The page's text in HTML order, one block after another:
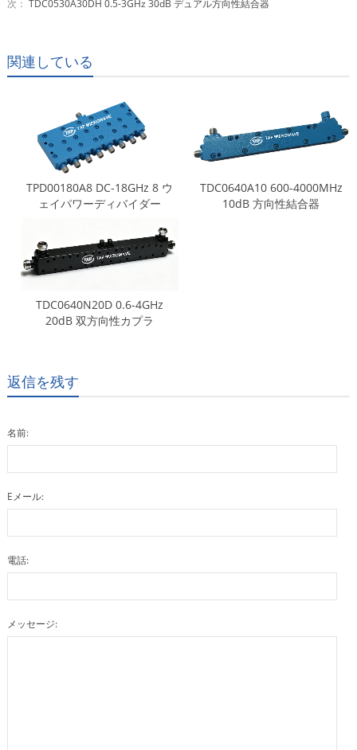
次： TDC0530A30DH 0.5-3GHz 30dB デュアル方向性結合器
関連している
TPD00180A8 DC-18GHz 8 ウ
ェイパワーディバイダー
TDC0640A10 600-4000MHz
10dB 方向性結合器
TDC0640N20D 0.6-4GHz
20dB 双方向性カプラ
返信を残す
名前:
Eメール:
電話:
メッセージ: